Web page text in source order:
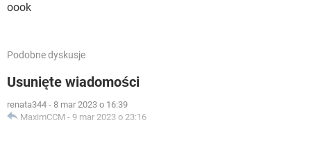
oook
Podobne dyskusje
Usunięte wiadomości
renata344 - 8 mar 2023 o 16:39
MaximCCM - 9 mar 2023 o 23:16